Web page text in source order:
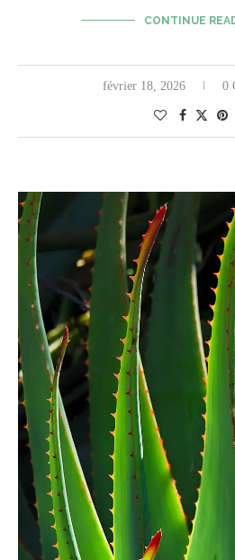
CONTINUE
février 18, 2026 0